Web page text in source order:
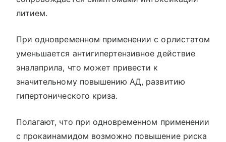
литием.
При одновременном применении с орлистатом
уменьшается антигипертензивное действие
эналаприла, что может привести к
значительному повышению АД, развитию
гипертонического криза.
Полагают, что при одновременном применении
с прокаинамидом возможно повышение риска